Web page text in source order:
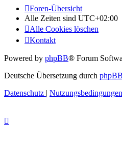
Foren-Übersicht
Alle Zeiten sind UTC+02:00
Alle Cookies löschen
Kontakt
Powered by phpBB® Forum
Deutsche Übersetzung durch
Datenschutz | Nutzungsbedingungen